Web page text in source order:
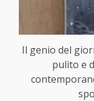
Il genio del
pulito e